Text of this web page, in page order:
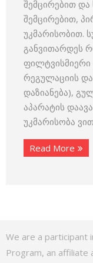
შემცირებით
შემცირებით,
უკმარისობით.
განვითარდეს
ფილტვისმიერი
რეგულაციის
დაზიანება),
აპარატის
უკმარისობა
Read More
We are a participant
Program, an